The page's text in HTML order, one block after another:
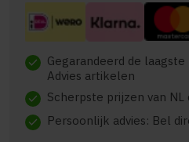
check Gegarandeerd de
Advies artikelen
check Scherpste prijzen van
check Persoonlijk advies: Bel